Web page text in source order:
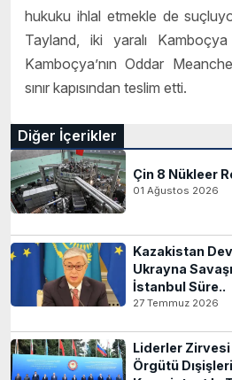
hukuku ihlal etmekle de
Tayland, iki yaralı
Kamboçya’nın Oddar
sınır kapısından teslim etti.
Diğer İçerikler
Çin 8 Nükleer
01 Ağustos 2026
Kazakistan
Ukrayna
İstanbul Süre..
27 Temmuz 2026
Liderler
Örgütü